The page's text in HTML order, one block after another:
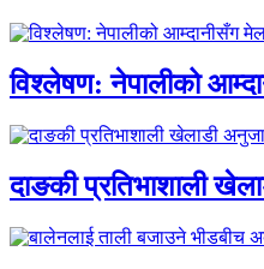
विश्लेषण: नेपालीको
दाङकी प्रतिभाशाली